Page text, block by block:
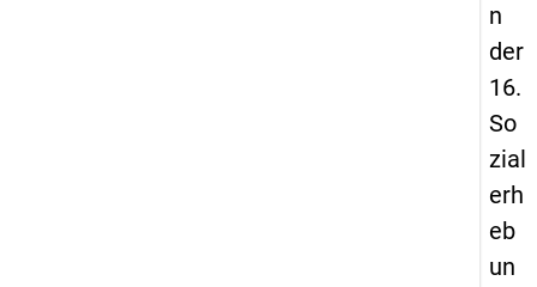
n
der
16.
So
zial
erh
eb
un